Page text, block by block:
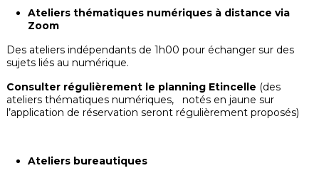
Ateliers thématiques numériques à distance via
Zoom
Des ateliers indépendants de 1h00 pour échanger sur des
sujets liés au numérique.
Consulter régulièrement le planning Etincelle (des
ateliers thématiques numériques, notés en jaune sur
l’application de réservation seront régulièrement proposés)
Ateliers bureautiques